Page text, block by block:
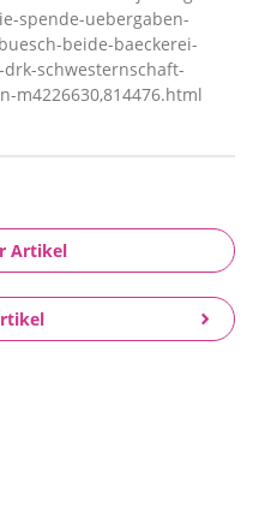
spende-uebergaben-
beide-baeckerei-
schwesternschaft-
m4226630,814476.html
Artikel